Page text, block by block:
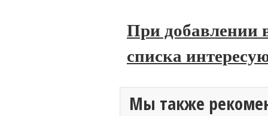
При добавлении
списка
Мы также